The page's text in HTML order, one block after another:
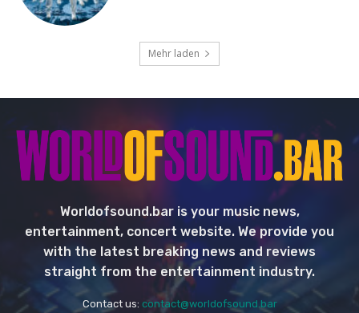
Mehr laden
Worldofsound.bar is your music news,
entertainment, concert website. We provide you
with the latest breaking news and reviews
straight from the entertainment industry.
Contact us: contact@worldofsound.bar